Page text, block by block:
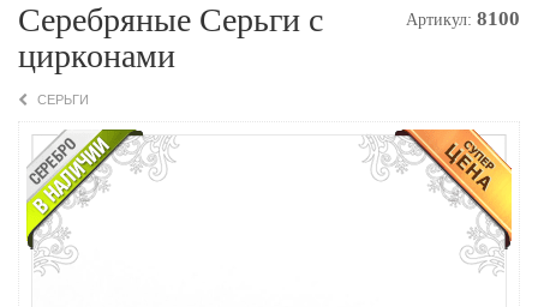
Серебряные Серьги с
цирконами
Артикул: 8100
СЕРЬГИ